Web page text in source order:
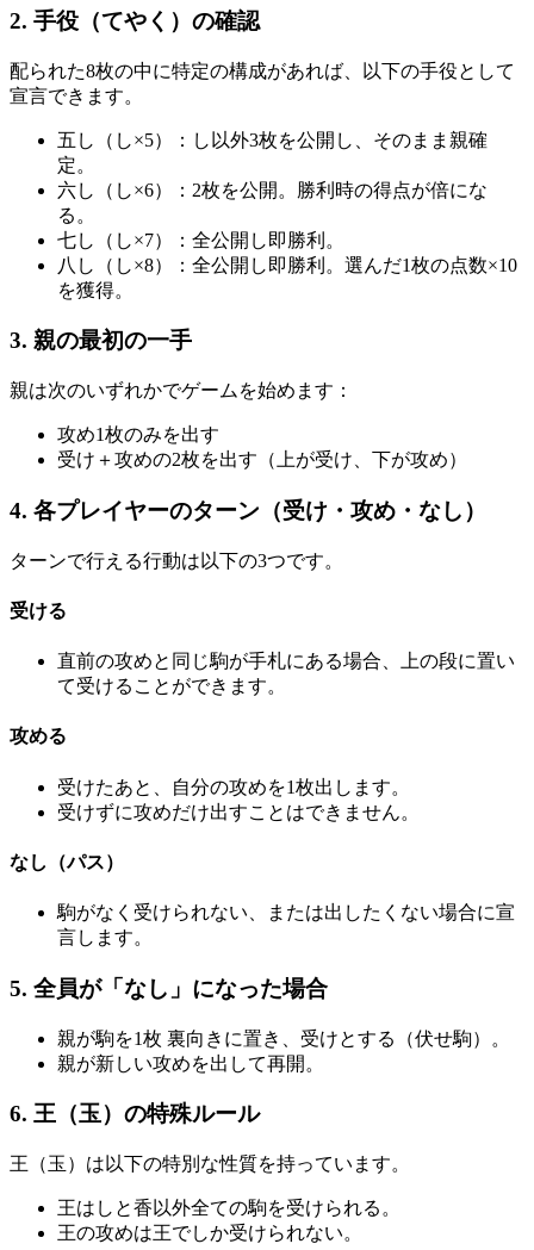
2. 手役（てやく）の確認
配られた8枚の中に特定の構成があれば、以下の手役として
宣言できます。
五し（し×5）：し以外3枚を公開し、そのまま親確
定。
六し（し×6）：2枚を公開。勝利時の得点が倍にな
る。
七し（し×7）：全公開し即勝利。
八し（し×8）：全公開し即勝利。選んだ1枚の点数×10
を獲得。
3. 親の最初の一手
親は次のいずれかでゲームを始めます：
攻め1枚のみを出す
受け＋攻めの2枚を出す（上が受け、下が攻め）
4. 各プレイヤーのターン（受け・攻め・なし）
ターンで行える行動は以下の3つです。
受ける
直前の攻めと同じ駒が手札にある場合、上の段に置い
て受けることができます。
攻める
受けたあと、自分の攻めを1枚出します。
受けずに攻めだけ出すことはできません。
なし（パス）
駒がなく受けられない、または出したくない場合に宣
言します。
5. 全員が「なし」になった場合
親が駒を1枚 裏向きに置き、受けとする（伏せ駒）。
親が新しい攻めを出して再開。
6. 王（玉）の特殊ルール
王（玉）は以下の特別な性質を持っています。
王はしと香以外全ての駒を受けられる。
王の攻めは王でしか受けられない。